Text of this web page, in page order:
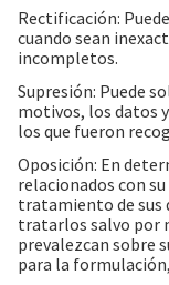
Rectificación:
cuando sean
incompletos.
Supresión: Puede
motivos, los datos
los que fueron
Oposición: En
relacionados con
tratamiento de sus
tratarlos salvo por
prevalezcan sobre
para la